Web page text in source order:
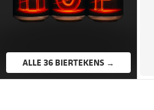
ALLE 36 BIERTEKENS →